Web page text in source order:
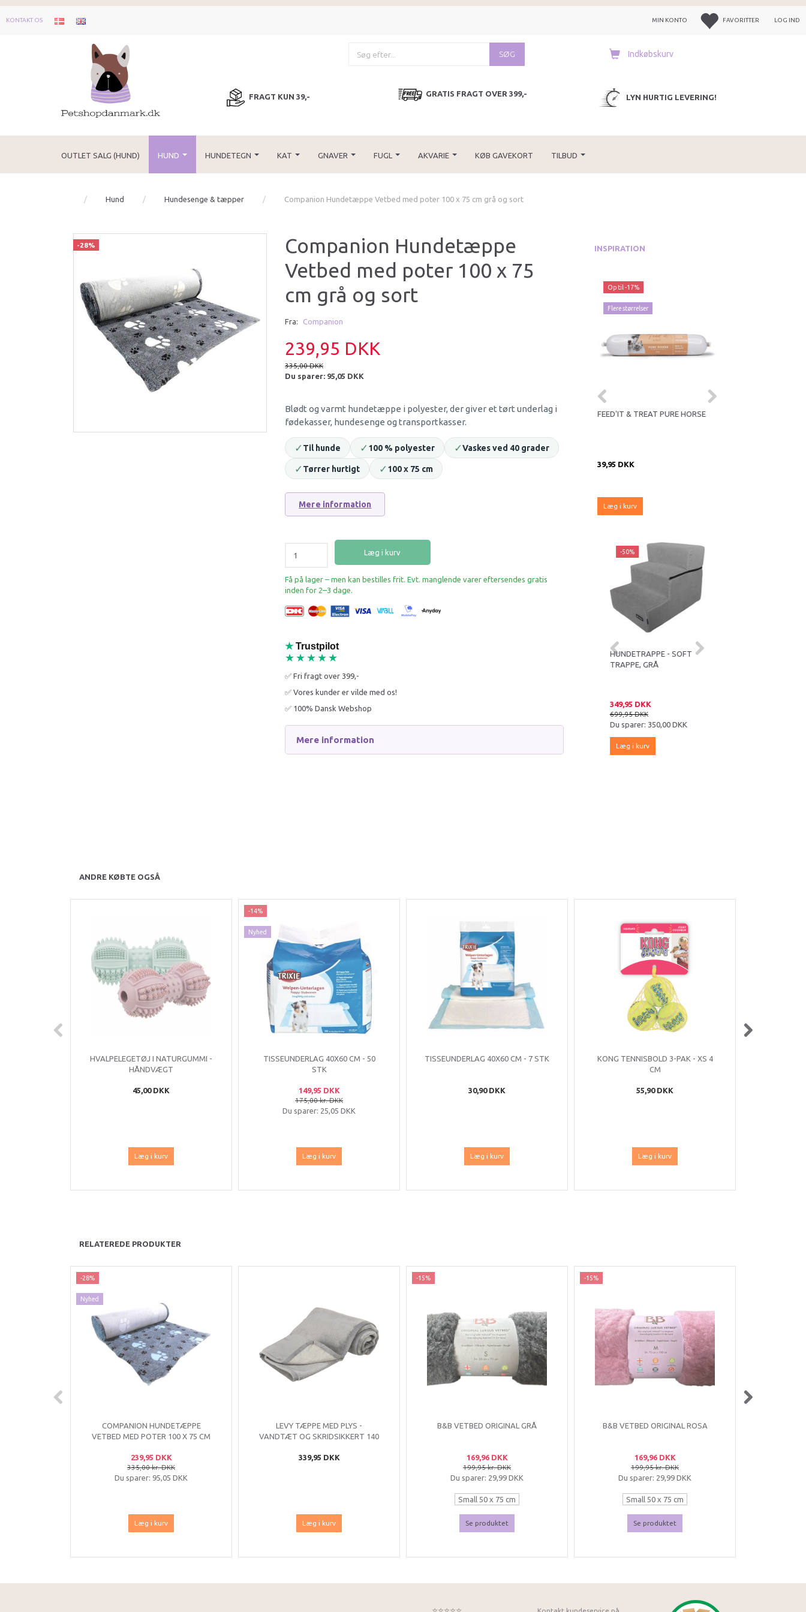
FAVORITTER LOG IND
MIN KONTO
KONTAKT OS
SØG Indkøbskurv
FRAGT KUN 39,- GRATIS FRAGT OVER 399,- LYN HURTIG LEVERING!
OUTLET SALG (HUND) HUND HUNDETEGN KAT GNAVER FUGL AKVARIE KØB GAVEKORT TILBUD
Hund Hundesenge & tæpper Companion Hundetæppe Vetbed med poter 100 x 75 cm grå og sort
-28%
Companion Hundetæppe
Vetbed med poter 100 x 75
cm grå og sort
Fra: Companion
239,95 DKK
335,00 DKK
Du sparer: 95,05 DKK
Blødt og varmt hundetæppe i polyester, der giver et tørt underlag i
fødekasser, hundesenge og transportkasser.
✓Til hunde ✓100 % polyester ✓Vaskes ved 40 grader
✓Tørrer hurtigt ✓100 x 75 cm
Mere information
Læg i kurv
Få på lager – men kan bestilles frit. Evt. manglende varer eftersendes gratis
inden for 2–3 dage.
★ Trustpilot
★★★★★
✅ Fri fragt over 399,-
✅ Vores kunder er vilde med os!
✅ 100% Dansk Webshop
Mere information
INSPIRATION
ESSENTIAL COLLAGEN &
CURCUMA TEETH DELIGHTS
49,95 DKK
Læg i kurv
FEED'IT & TREAT PURE RABBIT
Op til -17%
Flere størrelser
FEED'IT & TREAT PURE HORSE
39,95 DKK
Læg i kurv
Du sparer:250,00 DKK Du sparer:800,00 DKK
-50%
HUNDETRAPPE - SOFT
TRAPPE, GRÅ
349,95 DKK
699,95 DKK
Du sparer: 350,00 DKK
Læg i kurv
ANDRE KØBTE OGSÅ
HVALPELEGETØJ I NATURGUMMI -
HÅNDVÆGT
45,00 DKK
Læg i kurv
-14%
Nyhed
TISSEUNDERLAG 40X60 CM - 50
STK
149,95 DKK
175,00 kr. DKK
Du sparer: 25,05 DKK
Læg i kurv
TISSEUNDERLAG 40X60 CM - 7 STK
30,90 DKK
Læg i kurv
KONG TENNISBOLD 3-PAK - XS 4
CM
55,90 DKK
Læg i kurv
RELATEREDE PRODUKTER
-28%
Nyhed
COMPANION HUNDETÆPPE
VETBED MED POTER 100 X 75 CM
239,95 DKK
335,00 kr. DKK
Du sparer: 95,05 DKK
Læg i kurv
LEVY TÆPPE MED PLYS -
VANDTÆT OG SKRIDSIKKERT 140
339,95 DKK
Læg i kurv
-15%
B&B VETBED ORIGINAL GRÅ
169,96 DKK
199,95 kr. DKK
Du sparer: 29,99 DKK
Small 50 x 75 cm
Medium 75 x 100 cm
Se produktet
-15%
B&B VETBED ORIGINAL ROSA
169,96 DKK
199,95 kr. DKK
Du sparer: 29,99 DKK
Small 50 x 75 cm
Medium 75 x 100 cm
Large 100 x 150 cm
Se produktet